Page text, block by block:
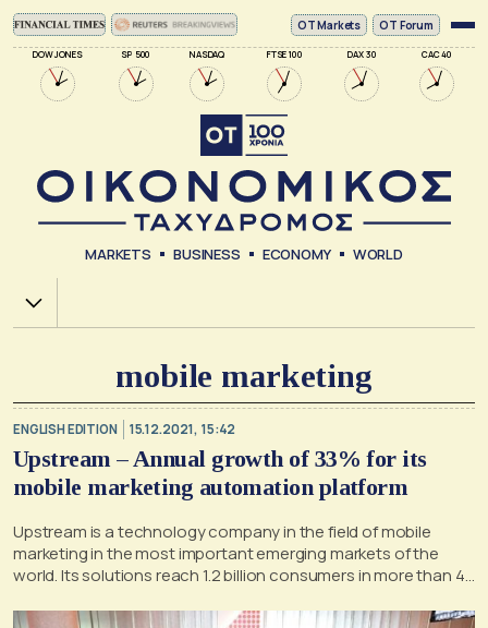
DOW JONES SP 500 NASDAQ FTSE 100 DAX 30 CAC 40
ΟΤ Markets OT Forum
MARKETS BUSINESS ECONOMY WORLD
Χ.Α.
mobile marketing
ENGLISH EDITION 15.12.2021, 15:42
Upstream – Annual growth of 33% for its
mobile marketing automation platform
Upstream is a technology company in the field of mobile
marketing in the most important emerging markets of the
world. Its solutions reach 1.2 billion consumers in more than 45